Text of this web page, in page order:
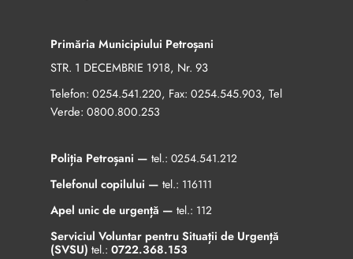
Primăria Municipiului Petroșani
STR. 1 DECEMBRIE 1918, Nr. 93
Telefon: 0254.541.220, Fax: 0254.545.903, Tel
Verde: 0800.800.253
Poliția Petroșani — tel.: 0254.541.212
Telefonul copilului — tel.: 116111
Apel unic de urgență — tel.: 112
Serviciul Voluntar pentru Situații de Urgență
(SVSU) tel.: 0722.368.153